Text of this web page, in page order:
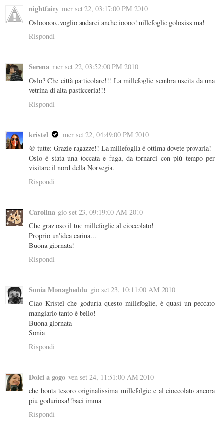
nightfairy mer set 22, 03:17:00 PM 2010
Oslooooo..voglio andarci anche ioooo!millefoglie golosissima!
Rispondi
Serena mer set 22, 03:52:00 PM 2010
Oslo? Che città particolare!!! La millefoglie sembra uscita da una
vetrina di alta pasticceria!!!
Rispondi
kristel
mer set 22, 04:49:00 PM 2010
@ tutte: Grazie ragazze!! La millefoglia é ottima dovete provarla!
Oslo é stata una toccata e fuga, da tornarci con più tempo per
visitare il nord della Norvegia.
Rispondi
Carolina gio set 23, 09:19:00 AM 2010
Che grazioso il tuo millefoglie al cioccolato!
Proprio un'idea carina...
Buona giornata!
Rispondi
Sonia Monagheddu gio set 23, 10:11:00 AM 2010
Ciao Kristel che goduria questo millefoglie, è quasi un peccato
mangiarlo tanto è bello!
Buona giornata
Sonia
Rispondi
Dolci a gogo ven set 24, 11:51:00 AM 2010
che bonta tesoro originalissima millefolgie e al cioccolato ancora
piu goduriosa!!baci imma
Rispondi